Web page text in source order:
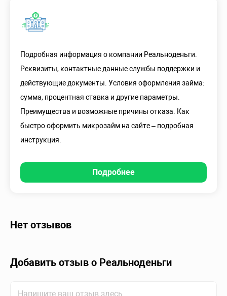
Подробная информация о компании Реальноденьги.
Реквизиты, контактные данные службы поддержки и
действующие документы. Условия оформления займа:
сумма, процентная ставка и другие параметры.
Преимущества и возможные причины отказа. Как
быстро оформить микрозайм на сайте – подробная
инструкция.
Подробнее
Нет отзывов
Добавить отзыв о Реальноденьги